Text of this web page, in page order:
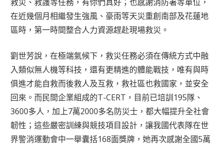
在近幾個月相繼發生強風、豪雨等天災重創南部及花蓮地
區時，第一時間整合人力資源趕赴現場救災。
劉世芳說，在極端氣候下，救災任務必須在傳統方式中融
入類似無人機等科技，還有更精進的體能戰技，唯有與時
俱進才能自救而後救人及互救，救社區也救國家，並安全
回來。而民間企業組成的T-CERT，目前已培訓195隊、
3600多人，加上7萬2000多名防災士，都大幅提升全社會
韌性；這些嚴密訓練與競技項目設計，讓我國代表隊在世
界警消運動會中一舉囊括168面獎牌，她再次感謝全國5萬